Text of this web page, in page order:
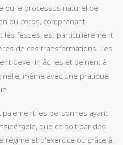
ou le processus naturel de
du corps, comprenant
les fesses, est particulièrement
de ces transformations. Les
devenir lâches et peinent à
même avec une pratique
les personnes ayant
que ce soit par des
et d'exercice ou grâce à